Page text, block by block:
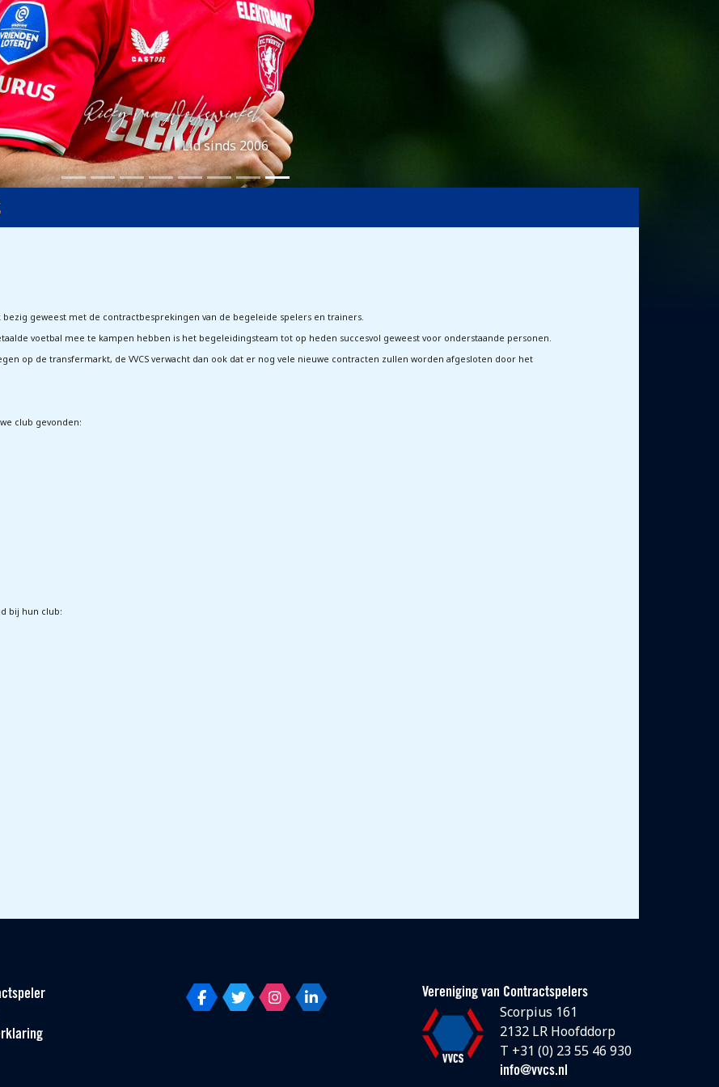
Lid sinds 2006
geweest met de contractbesprekingen van de begeleide spelers en trainers.
voetbal mee te kampen hebben is het begeleidingsteam tot op heden succesvol geweest voor onderstaande personen.
op de transfermarkt, de VVCS verwacht dan ook dat er nog vele nieuwe contracten zullen worden afgesloten door het
club gevonden:
bij hun club:
Vereniging van Contractspelers
Scorpius 161
2132 LR Hoofddorp
T +31 (0) 23 55 46 930
info@vvcs.nl